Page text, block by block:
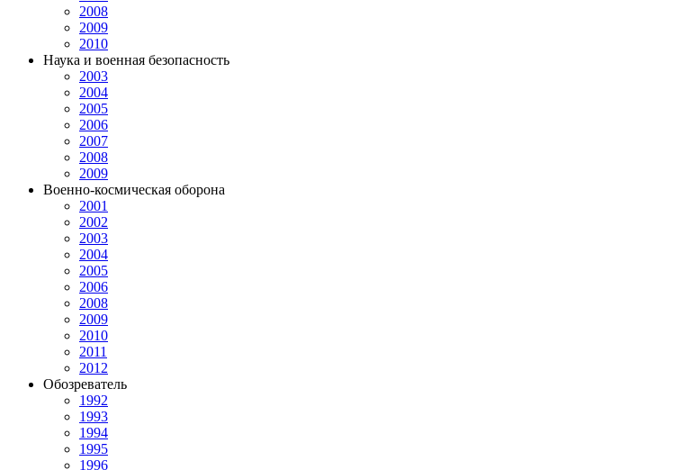
2008
2009
2010
Наука и военная безопасность
2003
2004
2005
2006
2007
2008
2009
Военно-космическая оборона
2001
2002
2003
2004
2005
2006
2008
2009
2010
2011
2012
Обозреватель
1992
1993
1994
1995
1996